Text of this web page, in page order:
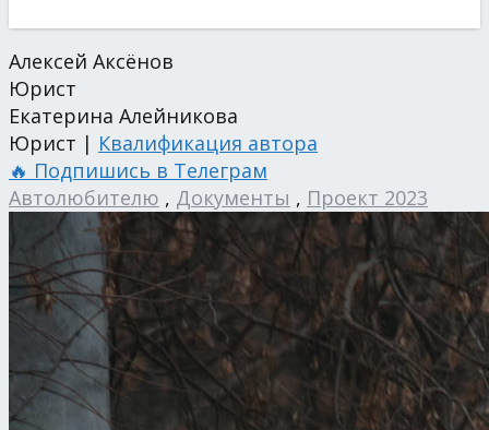
Алексей Аксёнов
Юрист
Екатерина Алейникова
Юрист | Квалификация автора
🔥 Подпишись в Телеграм
Автолюбителю , Документы , Проект 2023